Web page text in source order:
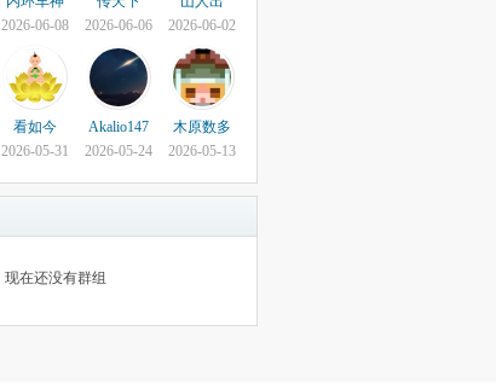
2026-06-08
2026-06-06
2026-06-02
看如今
2026-05-31
Akalio147
2026-05-24
木原数多
2026-05-13
现在还没有群组